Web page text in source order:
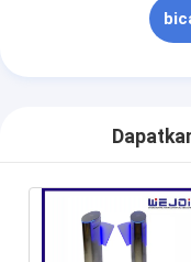
Tripod Turnstile
Gerbang Pintu
Flap Barrier Gate
Ayunan Barrier